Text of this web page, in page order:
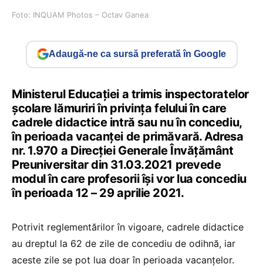
Foto: INQUAM Photos – Octav Ganea
Adaugă-ne ca sursă preferată în Google
Ministerul Educației a trimis inspectoratelor
școlare lămuriri în privința felului în care
cadrele didactice intră sau nu în concediu,
în perioada vacanței de primăvară. Adresa
nr. 1.970 a Direcției Generale Învățământ
Preuniversitar din 31.03.2021 prevede
modul în care profesorii își vor lua concediu
în perioada 12 – 29 aprilie 2021.
Potrivit reglementărilor în vigoare, cadrele didactice
au dreptul la 62 de zile de concediu de odihnă, iar
aceste zile se pot lua doar în perioada vacanțelor.